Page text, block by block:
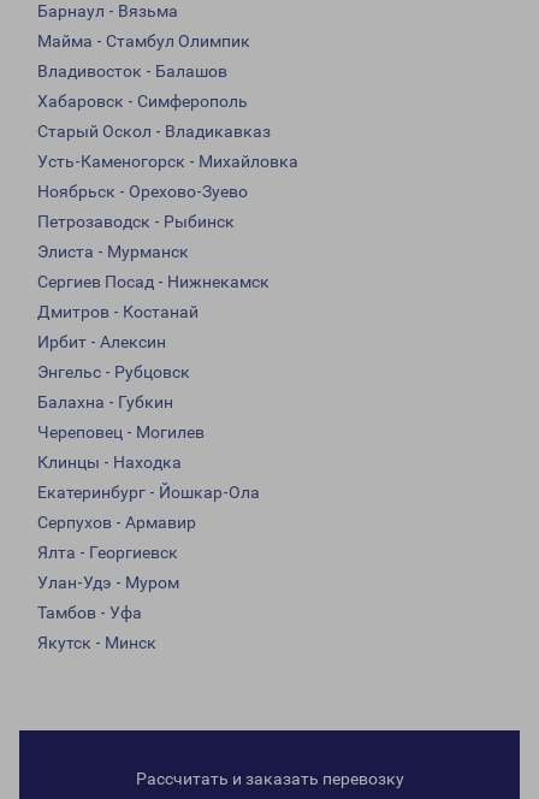
Барнаул - Вязьма
Майма - Стамбул Олимпик
Владивосток - Балашов
Хабаровск - Симферополь
Старый Оскол - Владикавказ
Усть-Каменогорск - Михайловка
Ноябрьск - Орехово-Зуево
Петрозаводск - Рыбинск
Элиста - Мурманск
Сергиев Посад - Нижнекамск
Дмитров - Костанай
Ирбит - Алексин
Энгельс - Рубцовск
Балахна - Губкин
Череповец - Могилев
Клинцы - Находка
Екатеринбург - Йошкар-Ола
Серпухов - Армавир
Ялта - Георгиевск
Улан-Удэ - Муром
Тамбов - Уфа
Якутск - Минск
Рассчитать и заказать перевозку